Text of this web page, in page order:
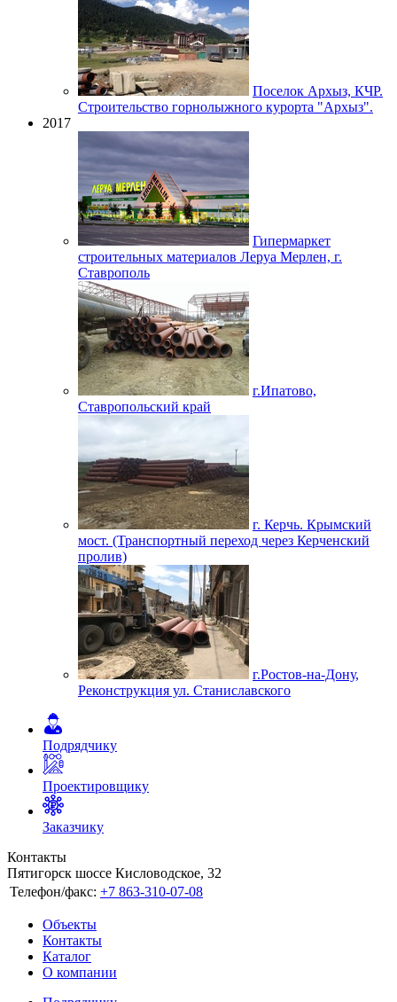
Поселок Архыз, КЧР.
Строительство горнолыжного курорта "Архыз".
2017
Гипермаркет
строительных материалов Леруа Мерлен, г.
Ставрополь
г.Ипатово,
Ставропольский край
г. Керчь. Крымский
мост. (Транспортный переход через Керченский
пролив)
г.Ростов-на-Дону,
Реконструкция ул. Станиславского
Подрядчику
Проектировщику
Заказчику
Контакты
Пятигорск шоссе Кисловодское, 32
Телефон/факс: +7 863-310-07-08
Объекты
Контакты
Каталог
О компании